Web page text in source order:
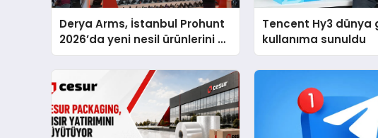
Derya Arms, İstanbul Prohunt
2026’da yeni nesil ürünlerini ve
global marka vizyonunu
Tencent Hy3 dünya
kullanıma sunuldu